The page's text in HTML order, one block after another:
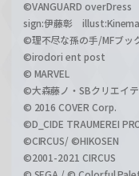
©VANGUARD
sign:伊藤彰
©理不尽な孫の手/MFブッ
©irodori ent post
© MARVEL
©大森藤ノ・SBクリエイ
© 2016 COVER Corp.
©D_CIDE TRAUMEREI
©CIRCUS/ ©HIKOSEN
©2001-2021 CIRCUS